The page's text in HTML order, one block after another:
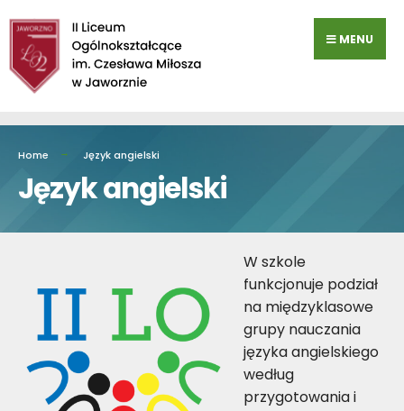
Przejdź
do
zawartości
MENU
Home Język angielski
Język angielski
W szkole
funkcjonuje podział
na międzyklasowe
grupy nauczania
języka angielskiego
według
przygotowania i